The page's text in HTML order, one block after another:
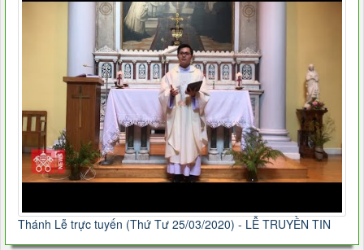
Thánh Lễ trực tuyến (Thứ Tư 25/03/2020) - LỄ TRUYỀN TIN